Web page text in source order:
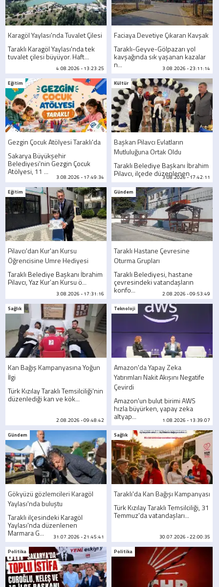
Karagöl Yaylası'nda Tuvalet Çilesi
Taraklı Karagöl Yaylası'nda tek
tuvalet çilesi büyüyor. Haft...
4.08.2026 - 13:23:25
Faciaya Devetiye Çıkaran Kavşak
Taraklı-Geyve-Gölpazarı yol
kavşağında sık yaşanan kazalar
n... 3.08.2026 - 23:11:14
Gezgin Çocuk Atölyesi Taraklı'da
Sakarya Büyükşehir
Belediyesi'nin Gezgin Çocuk
Atölyesi, 11 ...
Eğitim
3.08.2026 - 17:49:34
Başkan Pilavcı Evlatların
Mutluluğuna Ortak Oldu
Taraklı Belediye Başkanı İbrahim
Pilavcı, ilçede düzenlenen ...
Kültür
3.08.2026 - 17:42:11
Pilavcı'dan Kur'an Kursu
Öğrencisine Umre Hediyesi
Taraklı Belediye Başkanı İbrahim
Pilavcı, Yaz Kur’an Kursu ö...
Eğitim
3.08.2026 - 17:31:16
Taraklı Hastane Çevresine
Oturma Grupları
Taraklı Belediyesi, hastane
çevresindeki vatandaşların
konfo...
Gündem
2.08.2026 - 09:53:49
Kan Bağış Kampanyasına Yoğun
İlgi
Türk Kızılay Taraklı Temsilciliği'nin
düzenlediği kan ve kök...
Sağlık
2.08.2026 - 09:48:42
Amazon'da Yapay Zeka
Yatırımları Nakit Akışını Negatife
Çevirdi
Amazon'un bulut birimi AWS
hızla büyürken, yapay zeka
altyap...
Teknoloji
1.08.2026 - 13:39:07
Gökyüzü gözlemcileri Karagöl
Yaylası'nda buluştu
Taraklı ilçesindeki Karagöl
Yaylası'nda düzenlenen
Marmara G...
Gündem
31.07.2026 - 21:45:41
Taraklı'da Kan Bağışı Kampanyası
Türk Kızılay Taraklı Temsilciliği, 31
Temmuz'da vatandaşları...
Sağlık
30.07.2026 - 22:00:35
Politika
Politika